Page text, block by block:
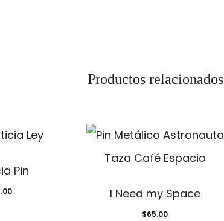
Productos relacionados
Pin
I Need my Space
$65.00